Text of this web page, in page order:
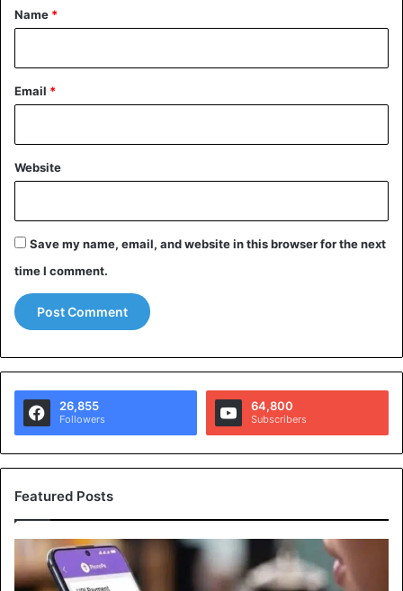
*
Name *
Email *
Website
Save my name, email, and website in this browser for the next
time I comment.
26,855
Followers
64,800
Subscribers
Featured Posts
P
I